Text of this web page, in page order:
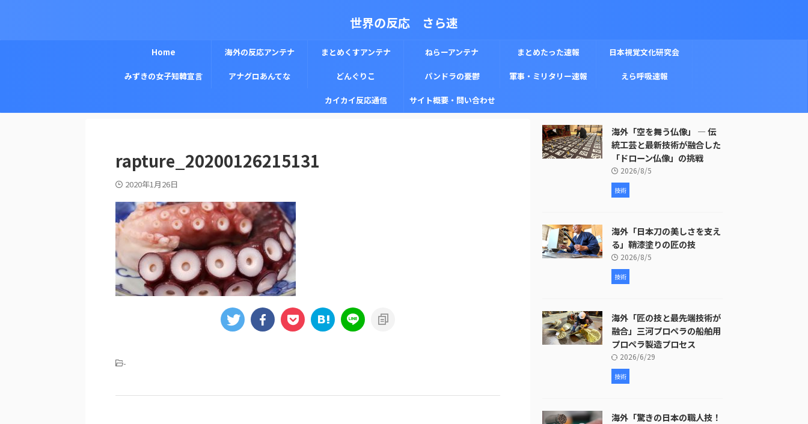
世界の反応 さら速
Home 海外の反応アンテナ まとめくすアンテナ ねらーアンテナ まとめたった速報 日本視覚文化研究会
みずきの女子知韓宣言 アナグロあんてな どんぐりこ パンドラの憂鬱 軍事・ミリタリー速報 えら呼吸速報
カイカイ反応通信 サイト概要・問い合わせ
rapture_20200126215131
2020年1月26日
-
海外「空を舞う仏像」 ― 伝
統工芸と最新技術が融合した
「ドローン仏像」の挑戦
2026/8/5
技術
海外「日本刀の美しさを支え
る」鞘漆塗りの匠の技
2026/8/5
技術
海外「匠の技と最先端技術が
融合」三河プロペラの船舶用
プロペラ製造プロセス
2026/6/29
技術
海外「驚きの日本の職人技！